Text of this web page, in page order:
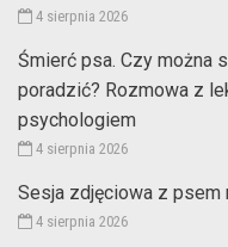
4 sierpnia 2026
Śmierć psa. Czy można
poradzić? Rozmowa z
psychologiem
4 sierpnia 2026
Sesja zdjęciowa z psem
4 sierpnia 2026